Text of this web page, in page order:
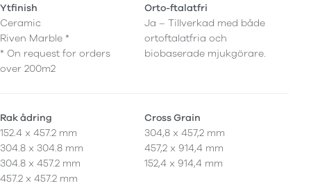
Ytfinish
Ceramic
Riven Marble *
* On request for orders
over 200m2
Orto-ftalatfri
Ja – Tillverkad med både
ortoftalatfria och
biobaserade mjukgörare.
Rak ådring
152.4 x 457.2 mm
304.8 x 304.8 mm
304.8 x 457.2 mm
457.2 x 457.2 mm
Cross Grain
304,8 x 457,2 mm
457,2 x 914,4 mm
152,4 x 914,4 mm